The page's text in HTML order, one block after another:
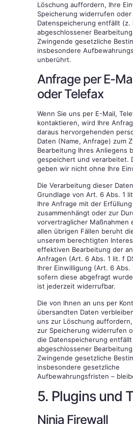
Löschung auffordern, Ihre
Speicherung widerrufen
Datenspeicherung entfällt (z.
abgeschlossener
Zwingende gesetzliche
insbesondere
unberührt.
Anfrage per E-
oder Telefax
Wenn Sie uns per E-Mail,
kontaktieren, wird Ihre
daraus hervorgehenden
Daten (Name, Anfrage) zum
Bearbeitung Ihres Anliegens
gespeichert und verarbeitet.
geben wir nicht ohne Ihre
Die Verarbeitung dieser
Grundlage von Art. 6 Abs. 1
Ihre Anfrage mit der
zusammenhängt oder zur
vorvertraglicher Maßnahmen
allen übrigen Fällen beruht
unserem berechtigten
effektiven Bearbeitung der
Anfragen (Art. 6 Abs. 1 lit. f
Ihrer Einwilligung (Art. 6 Abs.
sofern diese abgefragt
ist jederzeit widerrufbar.
Die von Ihnen an uns per
übersandten Daten
uns zur Löschung
zur Speicherung widerrufen
die Datenspeicherung entfällt
abgeschlossener
Zwingende gesetzliche
insbesondere gesetzliche
Aufbewahrungsfristen –
5. Plugins und
Ninja Firewall